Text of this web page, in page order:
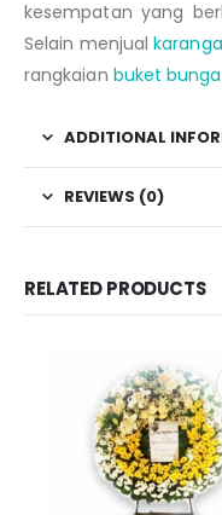
kesempatan yang
Selain menjual
rangkaian buket bunga
ADDITIONAL
REVIEWS (0)
RELATED PRODUCTS